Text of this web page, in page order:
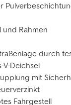
und Rahmen
durch
V-Deichsel
mit
Fahrgestell